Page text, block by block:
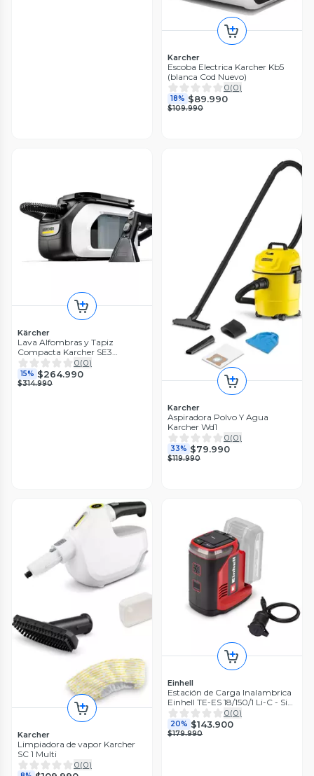
Karcher
Escoba Electrica Karcher Kb5
(blanca Cod Nuevo)
0(0)
18% $89.990
$109.990
Kärcher
Lava Alfombras y Tapiz
Compacta Karcher SE3
Compact
0(0)
15% $264.990
$314.990
Karcher
Aspiradora Polvo Y Agua
Karcher Wd1
0(0)
33% $79.990
$119.990
Karcher
Limpiadora de vapor Karcher
SC 1 Multi
0(0)
Einhell
Estación de Carga Inalambrica
Einhell TE-ES 18/150/1 Li-C - Sin
Bat.
0(0)
20% $143.900
$179.990